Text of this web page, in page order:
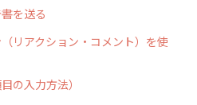
を送る
リアクション・コメント）を使
の入力方法）